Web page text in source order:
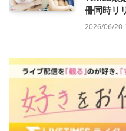
冊同時リ
2026/06/20